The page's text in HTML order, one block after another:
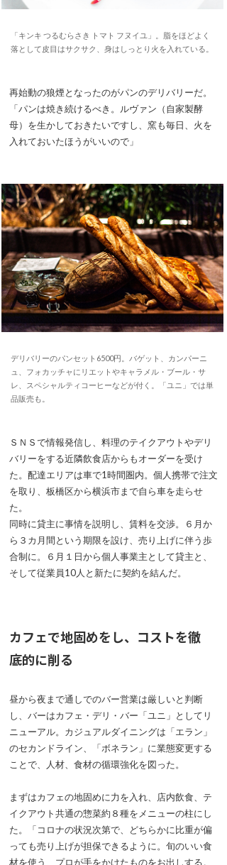
「キンキ つるむらさき トマト フヌイユ」。脂をほどよく
落として皮目はサクサク、身はしっとり火を入れている。
再始動の狼煙となったのがパンのデリバリーだ。
「パンは焼き続けるべき。ルヴァン（自家製酵
母）を生かしておきたいですし、窯も毎日、火を
入れておいたほうがいいので」
デリバリーのパンセット6500円。バゲット、カンパーニ
ュ、フォカッチャにリエットやキャラメル・ブール・サ
レ、スペシャルティコーヒーなどが付く。「ユニ」では単
品販売も。
ＳＮＳで情報発信し、料理のテイクアウトやデリ
バリーをする近隣飲食店からもオーダーを受け
た。配達エリアは車で1時間圏内。個人携帯で注文
を取り、板橋区から横浜市まで自ら車を走らせ
た。
同時に貸主に事情を説明し、賃料を交渉。６月か
ら３カ月間という期限を設け、売り上げに伴う歩
合制に。６月１日から個人事業主として貸主と、
そして従業員10人と新たに契約を結んだ。
カフェで地固めをし、コストを徹
底的に削る
昼から夜まで通しでのバー営業は厳しいと判断
し、バーはカフェ・デリ・バー「ユニ」としてリ
ニューアル。カジュアルダイニングは「エラン」
のセカンドライン、「ボネラン」に業態変更する
ことで、人材、食材の循環強化を図った。
まずはカフェの地固めに力を入れ、店内飲食、テ
イクアウト共通の惣菜約８種をメニューの柱にし
た。「コロナの状況次第で、どちらかに比重が偏
っても売り上げが担保できるように。旬のいい食
材を使う、プロが手をかけたものをお出しする。